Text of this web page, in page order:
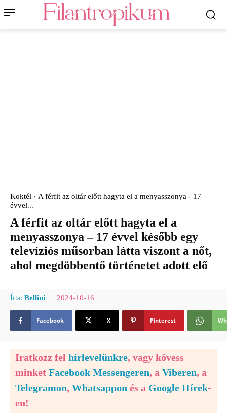
Koktél
A férfit az oltár előtt hagyta el a menyasszonya - 17
évvel...
A férfit az oltár előtt hagyta el a
menyasszonya – 17 évvel később egy
televíziós műsorban látta viszont a nőt,
ahol megdöbbentő történetet adott elő
Írta: Bellini 2024-10-16
Facebook X Pinterest
Iratkozz fel hírlevelünkre, vagy kövess
minket Facebook Messengeren, a Viberen, a
Telegramon, Whatsappon és a Google Hírek-
en!